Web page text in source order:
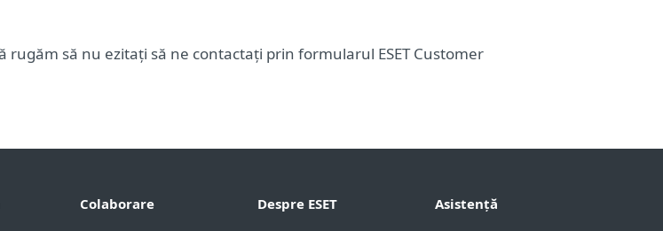
să nu ezitați să ne contactați prin formularul ESET Customer
Colaborare Despre ESET Asistență